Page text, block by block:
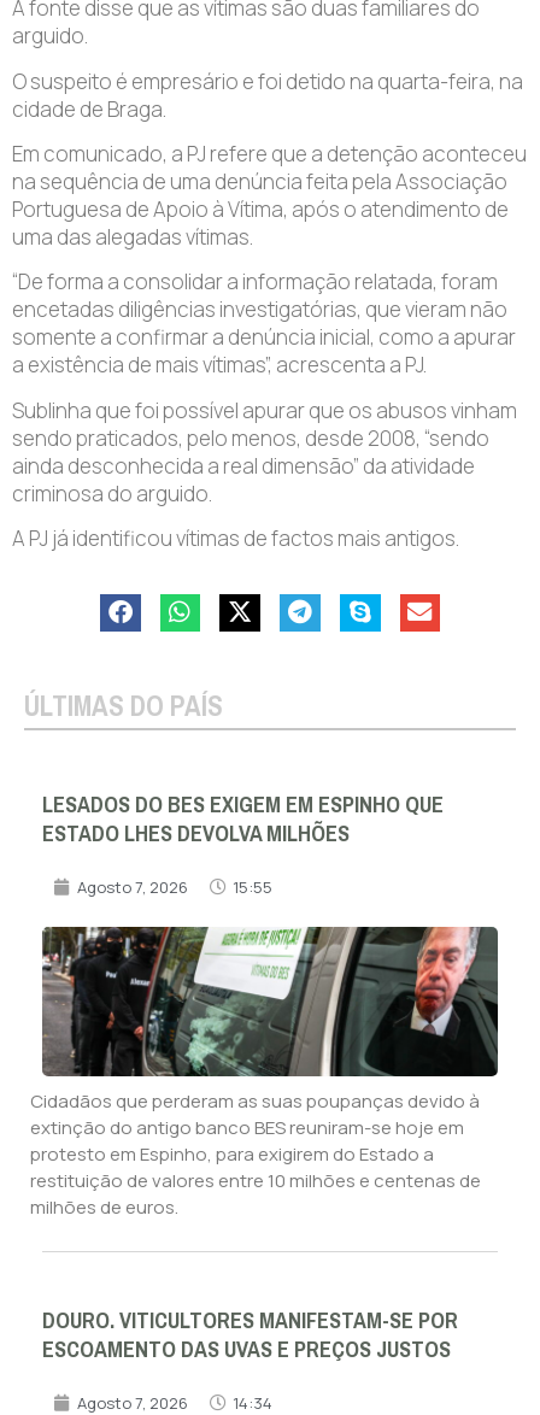
A fonte disse que as vítimas são duas familiares do
arguido.
O suspeito é empresário e foi detido na quarta-feira, na
cidade de Braga.
Em comunicado, a PJ refere que a detenção aconteceu
na sequência de uma denúncia feita pela Associação
Portuguesa de Apoio à Vítima, após o atendimento de
uma das alegadas vítimas.
“De forma a consolidar a informação relatada, foram
encetadas diligências investigatórias, que vieram não
somente a confirmar a denúncia inicial, como a apurar
a existência de mais vítimas”, acrescenta a PJ.
Sublinha que foi possível apurar que os abusos vinham
sendo praticados, pelo menos, desde 2008, “sendo
ainda desconhecida a real dimensão” da atividade
criminosa do arguido.
A PJ já identificou vítimas de factos mais antigos.
ÚLTIMAS DO PAÍS
LESADOS DO BES EXIGEM EM ESPINHO QUE
ESTADO LHES DEVOLVA MILHÕES
Agosto 7, 2026 15:55
Cidadãos que perderam as suas poupanças devido à
extinção do antigo banco BES reuniram-se hoje em
protesto em Espinho, para exigirem do Estado a
restituição de valores entre 10 milhões e centenas de
milhões de euros.
DOURO. VITICULTORES MANIFESTAM-SE POR
ESCOAMENTO DAS UVAS E PREÇOS JUSTOS
Agosto 7, 2026 14:34